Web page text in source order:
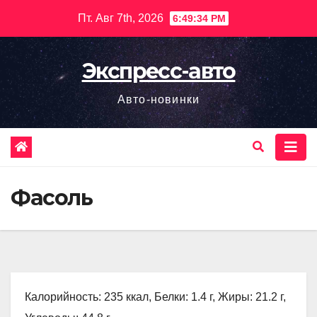
содержимому
Пт. Авг 7th, 2026 6:49:35 PM
Экспресс-авто
Авто-новинки
Фасоль
Калорийность: 235 ккал, Белки: 1.4 г, Жиры: 21.2 г,